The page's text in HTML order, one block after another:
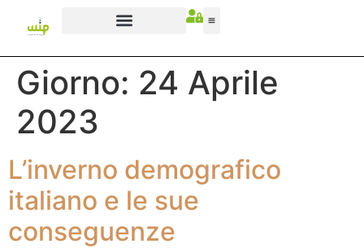
Giorno: 24 Aprile
2023
L’inverno demografico
italiano e le sue
conseguenze